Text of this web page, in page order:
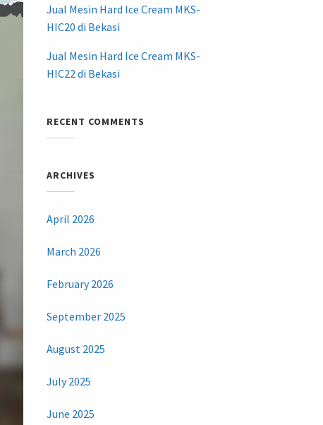
Jual Mesin Hard Ice Cream MKS-
HIC20 di Bekasi
Jual Mesin Hard Ice Cream MKS-
HIC22 di Bekasi
RECENT COMMENTS
ARCHIVES
April 2026
March 2026
February 2026
September 2025
August 2025
July 2025
June 2025